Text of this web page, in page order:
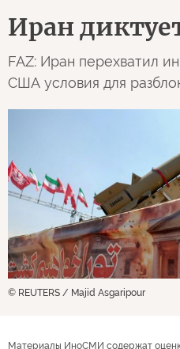
Иран
FAZ: Иран перехватил
США условия для
© REUTERS / Majid Asgaripour
Материалы ИноСМИ содержат